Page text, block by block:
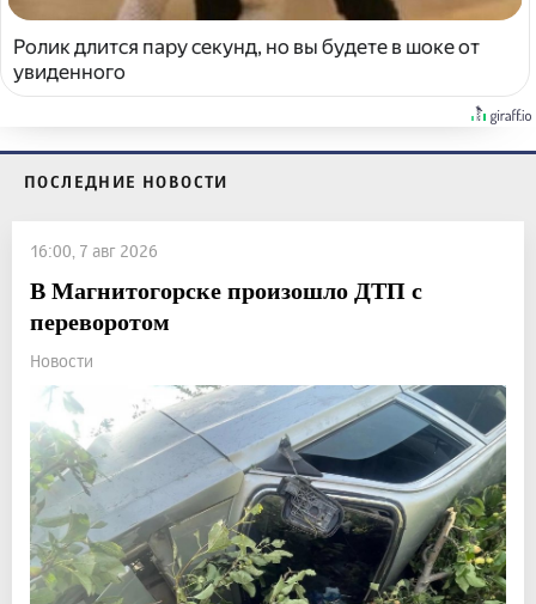
Ролик длится пару секунд, но вы будете в шоке от
увиденного
ПОСЛЕДНИЕ НОВОСТИ
16:00, 7 авг 2026
В Магнитогорске произошло ДТП с
переворотом
Новости